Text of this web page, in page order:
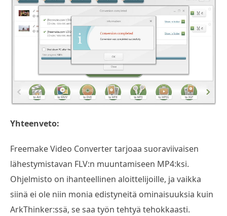
Yhteenveto:
Freemake Video Converter tarjoaa suoraviivaisen
lähestymistavan FLV:n muuntamiseen MP4:ksi.
Ohjelmisto on ihanteellinen aloittelijoille, ja vaikka
siinä ei ole niin monia edistyneitä ominaisuuksia kuin
ArkThinker:ssä, se saa työn tehtyä tehokkaasti.